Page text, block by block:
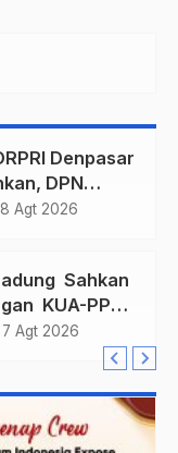
Denpasar
DPN
“Sembagi
Agt 2026
Sahkan
KUA-PPAS
Lebih Dari
Agt 2026